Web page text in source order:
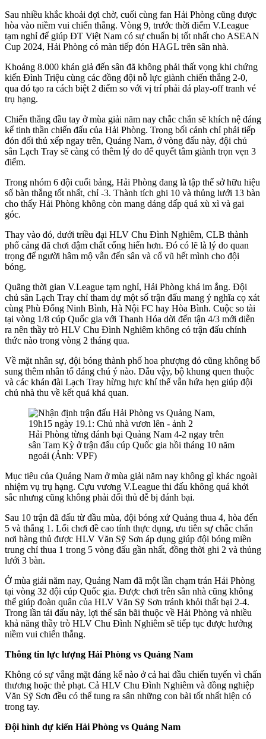
Sau nhiều khắc khoải đợi chờ, cuối cùng fan Hải Phòng cũng được
hòa vào niềm vui chiến thắng. Vòng 9, trước thời điểm V.League
tạm nghỉ để giúp ĐT Việt Nam có sự chuẩn bị tốt nhất cho ASEAN
Cup 2024, Hải Phòng có màn tiếp đón HAGL trên sân nhà.
Khoảng 8.000 khán giả đến sân đã không phải thất vọng khi chứng
kiến Đình Triệu cùng các đồng đội nỗ lực giành chiến thắng 2-0,
qua đó tạo ra cách biệt 2 điểm so với vị trí phải đá play-off tranh vé
trụ hạng.
Chiến thắng đầu tay ở mùa giải năm nay chắc chắn sẽ khích nệ đáng
kể tinh thần chiến đấu của Hải Phòng. Trong bối cảnh chỉ phải tiếp
đón đối thủ xếp ngay trên, Quảng Nam, ở vòng đấu này, đội chủ
sân Lạch Tray sẽ càng có thêm lý do để quyết tâm giành trọn vẹn 3
điểm.
Trong nhóm 6 đội cuối bảng, Hải Phòng đang là tập thể sở hữu hiệu
số bàn thắng tốt nhất, chỉ -3. Thành tích ghi 10 và thủng lưới 13 bàn
cho thấy Hải Phòng không còn mang dáng dấp quá xù xì và gai
góc.
Thay vào đó, dưới triều đại HLV Chu Đình Nghiêm, CLB thành
phố cảng đã chơi đậm chất cống hiến hơn. Đó có lẽ là lý do quan
trọng để người hâm mộ vẫn đến sân và cổ vũ hết mình cho đội
bóng.
Quãng thời gian V.League tạm nghỉ, Hải Phòng khá im ắng. Đội
chủ sân Lạch Tray chỉ tham dự một số trận đấu mang ý nghĩa cọ xát
cùng Phù Đổng Ninh Bình, Hà Nội FC hay Hòa Bình. Cuộc so tài
tại vòng 1/8 cúp Quốc gia với Thanh Hóa dời đến tận 4/3 mới diễn
ra nên thầy trò HLV Chu Đình Nghiêm không có trận đấu chính
thức nào trong vòng 2 tháng qua.
Về mặt nhân sự, đội bóng thành phố hoa phượng đỏ cũng không bổ
sung thêm nhân tố đáng chú ý nào. Dẫu vậy, bộ khung quen thuộc
và các khán đài Lạch Tray hừng hực khí thế vẫn hứa hẹn giúp đội
chủ nhà thu về kết quả khả quan.
Hải Phòng từng đánh bại Quảng Nam 4-2 ngay trên
sân Tam Kỳ ở trận đấu cúp Quốc gia hồi tháng 10 năm
ngoái (Ảnh: VPF)
Mục tiêu của Quảng Nam ở mùa giải năm nay không gì khác ngoài
nhiệm vụ trụ hạng. Cựu vương V.League thi đấu không quá khởi
sắc nhưng cũng không phải đối thủ dễ bị đánh bại.
Sau 10 trận đã đấu từ đầu mùa, đội bóng xứ Quảng thua 4, hòa đến
5 và thắng 1. Lối chơi đề cao tính thực dụng, ưu tiên sự chắc chắn
nơi hàng thủ được HLV Văn Sỹ Sơn áp dụng giúp đội bóng miền
trung chỉ thua 1 trong 5 vòng đấu gần nhất, đồng thời ghi 2 và thủng
lưới 3 bàn.
Ở mùa giải năm nay, Quảng Nam đã một lần chạm trán Hải Phòng
tại vòng 32 đội cúp Quốc gia. Được chơi trên sân nhà cũng không
thể giúp đoàn quân của HLV Văn Sỹ Sơn tránh khỏi thất bại 2-4.
Trong lần tái đấu này, lợi thế sân bãi thuộc về Hải Phòng và nhiều
khả năng thầy trò HLV Chu Đình Nghiêm sẽ tiếp tục được hưởng
niềm vui chiến thắng.
Thông tin lực lượng Hải Phòng vs Quảng Nam
Không có sự vắng mặt đáng kể nào ở cả hai đầu chiến tuyến vì chấn
thương hoặc thẻ phạt. Cả HLV Chu Đình Nghiêm và đồng nghiệp
Văn Sỹ Sơn đều có thể tung ra sân những con bài tốt nhất hiện có
trong tay.
Đội hình dự kiến Hải Phòng vs Quảng Nam